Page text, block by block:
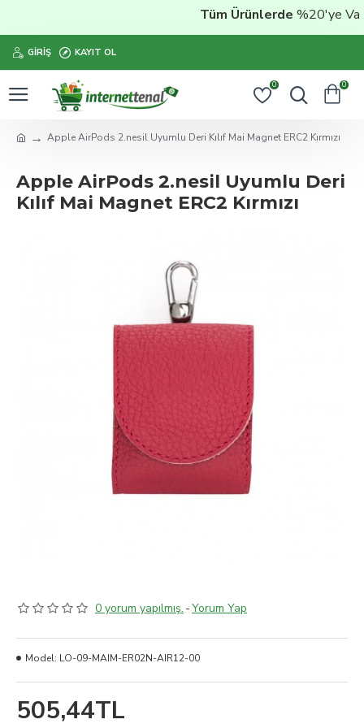
Tüm Ürünlerde%20'ye
GIRIŞ KAYIT OL
0 0
Apple AirPods 2.nesil Uyumlu Deri Kılıf Mai Magnet ERC2 Kırmızı
Apple AirPods 2.nesil Uyumlu Deri
Kılıf Mai Magnet ERC2 Kırmızı
0 yorum yapılmış. -Yorum Yap
505,44TL
Model: LO-09-MAIM-ER02N-AIR12-00